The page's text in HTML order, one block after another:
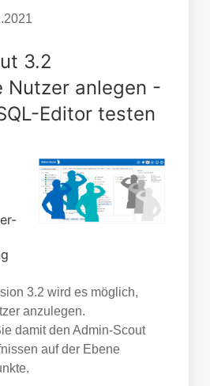
3.2
Nutzer anlegen -
Editor testen
3.2 wird es möglich,
anzulegen.
damit den Admin-Scout
auf der Ebene